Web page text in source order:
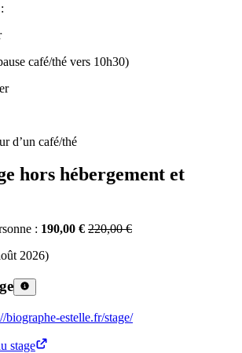
:
café/thé vers 10h30)
d’un café/thé
hors hébergement et
: 190,00 € 220,00 €
2026)
biographe-estelle.fr/stage/
stage